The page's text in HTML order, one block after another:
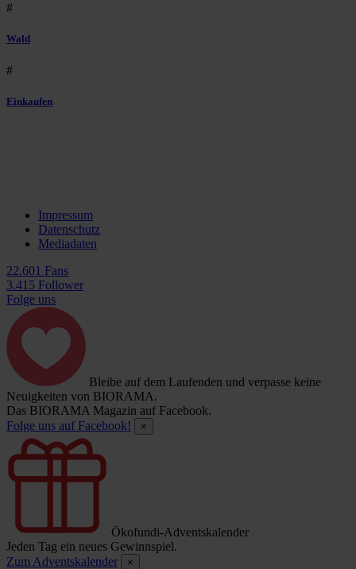
#
Wald
#
Einkaufen
Impressum
Datenschutz
Mediadaten
22.601 Fans
3.415 Follower
Folge uns
Bleibe auf dem Laufenden und verpasse keine
Neuigkeiten von BIORAMA.
Das BIORAMA Magazin auf Facebook.
Folge uns auf Facebook!
×
Ökofundi-Adventskalender
Jeden Tag ein neues Gewinnspiel.
Zum Adventskalender
×